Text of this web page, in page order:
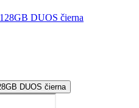
DUOS čierna
DUOS čierna